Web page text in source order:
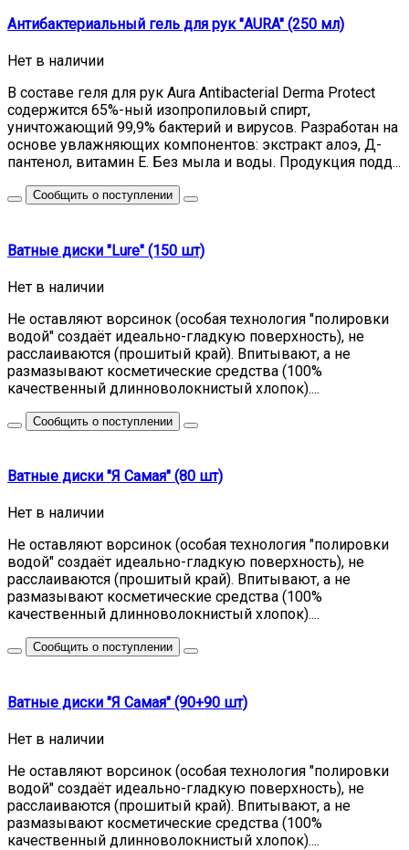
Антибактериальный гель для рук "AURA" (250 мл)
Нет в наличии
В составе геля для рук Aura Antibacterial Derma Protect
содержится 65%-ный изопропиловый спирт,
уничтожающий 99,9% бактерий и вирусов. Разработан на
основе увлажняющих компонентов: экстракт алоэ, Д-
пантенол, витамин Е. Без мыла и воды. Продукция подд...
Сообщить о поступлении
Ватные диски "Lure" (150 шт)
Нет в наличии
Не оставляют ворсинок (особая технология "полировки
водой" создаёт идеально-гладкую поверхность), не
расслаиваются (прошитый край). Впитывают, а не
размазывают косметические средства (100%
качественный длинноволокнистый хлопок)....
Сообщить о поступлении
Ватные диски "Я Самая" (80 шт)
Нет в наличии
Не оставляют ворсинок (особая технология "полировки
водой" создаёт идеально-гладкую поверхность), не
расслаиваются (прошитый край). Впитывают, а не
размазывают косметические средства (100%
качественный длинноволокнистый хлопок)....
Сообщить о поступлении
Ватные диски "Я Самая" (90+90 шт)
Нет в наличии
Не оставляют ворсинок (особая технология "полировки
водой" создаёт идеально-гладкую поверхность), не
расслаиваются (прошитый край). Впитывают, а не
размазывают косметические средства (100%
качественный длинноволокнистый хлопок)....